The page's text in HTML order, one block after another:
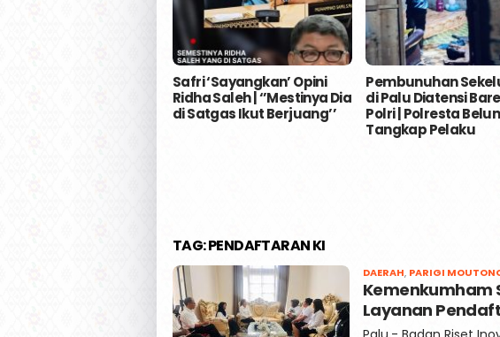
Safri ‘Sayangkan’ Opini
Ridha Saleh | ‘’Mestinya Dia
di Satgas Ikut Berjuang’’
Pembunuhan
di Palu Diatensi
Polri | Polresta
Tangkap Pelaku
TAG:PENDAFTARAN KI
DAERAH, PARIGI
Kemenkumham
Layanan